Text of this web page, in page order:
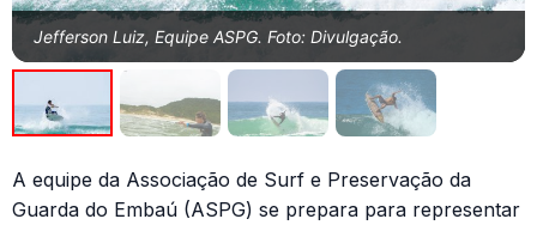
Jefferson Luiz, Equipe ASPG. Foto: Divulgação.
A equipe da Associação de Surf e Preservação da
Guarda do Embaú (ASPG) se prepara para representar